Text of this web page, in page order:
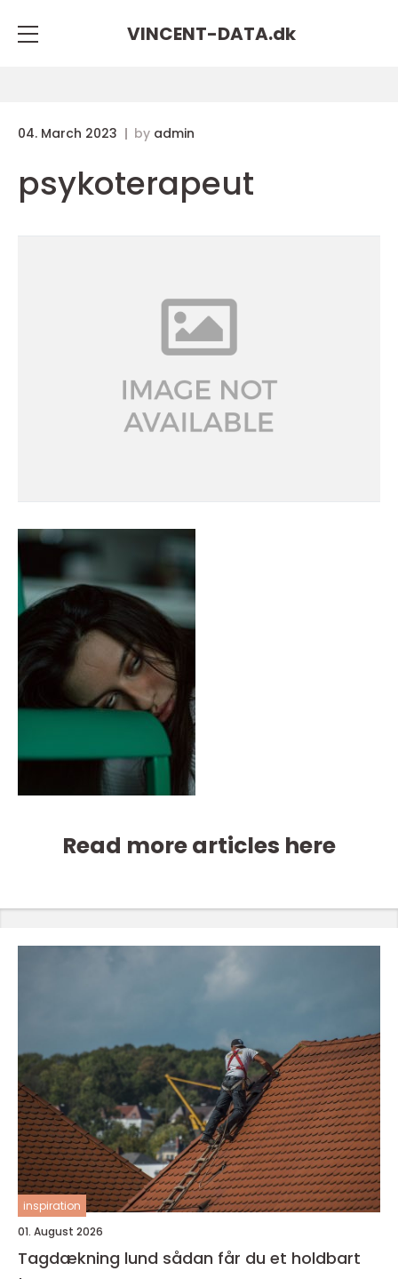
VINCENT-DATA.dk
04. March 2023 by admin
psykoterapeut
Read more articles here
inspiration
01. August 2026
Tagdækning lund sådan får du et holdbart